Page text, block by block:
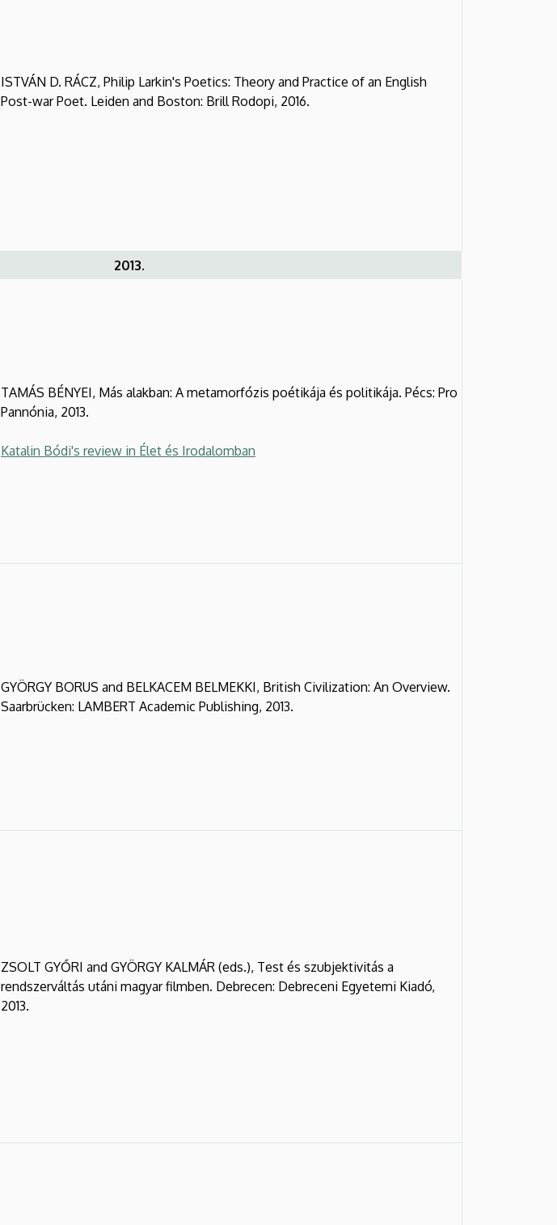
ISTVÁN D. RÁCZ, Philip Larkin's Poetics: Theory and Practice of an English
Post-war Poet. Leiden and Boston: Brill Rodopi, 2016.
2013.
TAMÁS BÉNYEI, Más alakban: A metamorfózis poétikája és politikája. Pécs: Pro
Pannónia, 2013.
Katalin Bódi's review in Élet és Irodalomban
GYÖRGY BORUS and BELKACEM BELMEKKI, British Civilization: An Overview.
Saarbrücken: LAMBERT Academic Publishing, 2013.
ZSOLT GYŐRI and GYÖRGY KALMÁR (eds.), Test és szubjektivitás a
rendszerváltás utáni magyar filmben. Debrecen: Debreceni Egyetemi Kiadó,
2013.